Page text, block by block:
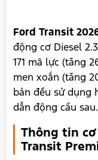
Ford Transit
động cơ Diesel
171 mã lực (tăng
men xoắn (tăng
bản đều sử dụng
dẫn động cầu sau.
Thông tin
Transit